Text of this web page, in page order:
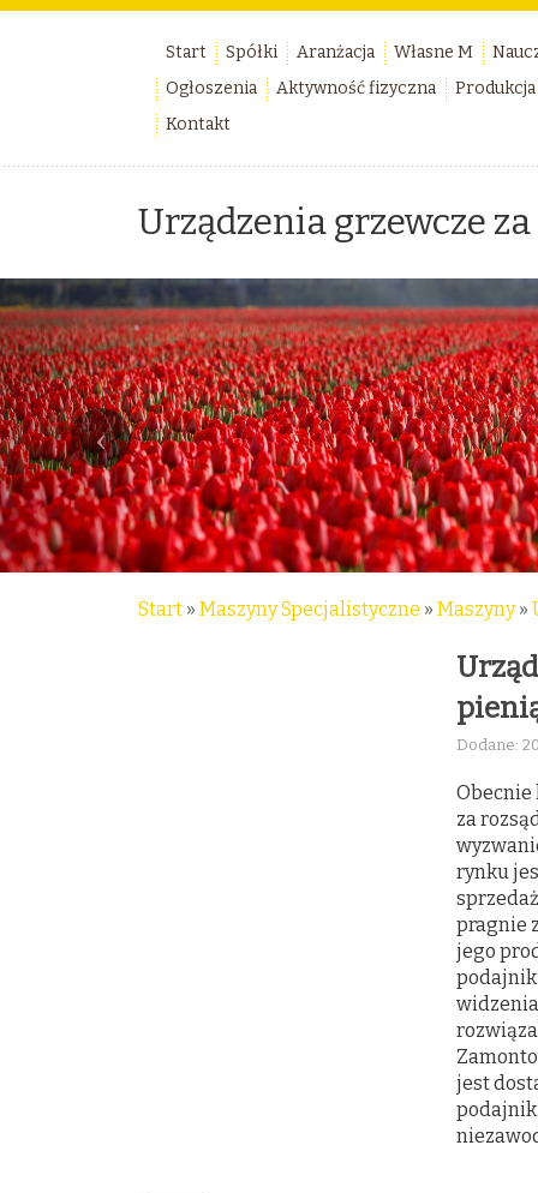
Start Spółki Aranżacja Własne M
Ogłoszenia
Aktywność fizyczna
Produkcja
Kontakt
Urządzenia grzewcze
Start » Maszyny Specjalistyczne » Maszyny»
Dodane:
Obecnie
za
rynku
pragnie
jego
jest